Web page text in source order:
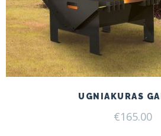
UGNIAKURAS
€165.00